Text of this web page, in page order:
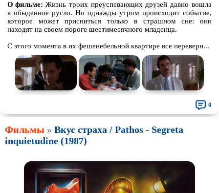
О фильме: Жизнь троих преуспевающих друзей давно вошла
в обыденное русло. Но однажды утром происходит событие,
которое может присниться только в страшном сне: они
находят на своем пороге шестимесячного младенца.
С этого момента в их фешенебельной квартире все переверн...
0
Фильмы » Вкус страха / Pathos - Segreta
inquietudine (1987)